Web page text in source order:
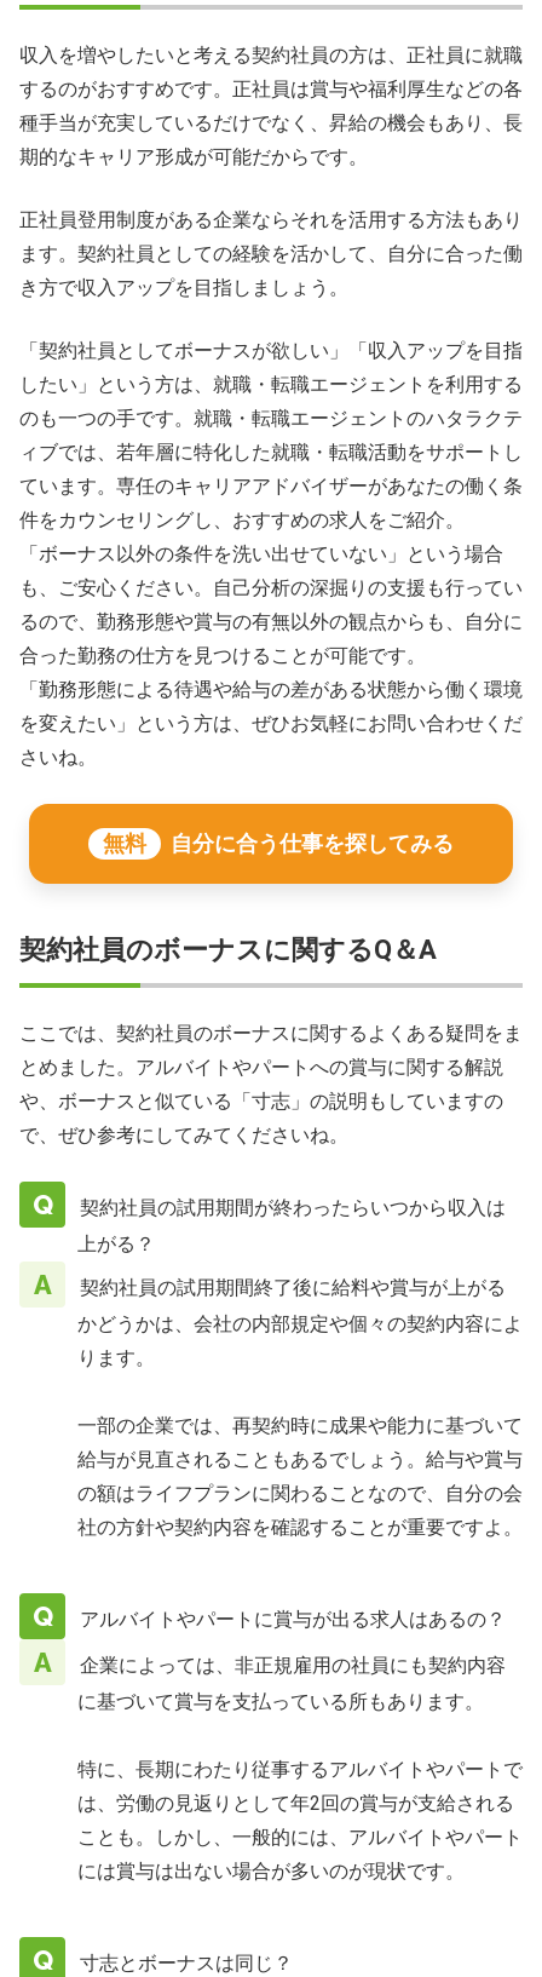
収入を増やしたいと考える契約社員の方は、正社員に就職
するのがおすすめです。正社員は賞与や福利厚生などの各
種手当が充実しているだけでなく、昇給の機会もあり、長
期的なキャリア形成が可能だからです。
正社員登用制度がある企業ならそれを活用する方法もあり
ます。契約社員としての経験を活かして、自分に合った働
き方で収入アップを目指しましょう。
「契約社員としてボーナスが欲しい」「収入アップを目指
したい」という方は、就職・転職エージェントを利用する
のも一つの手です。就職・転職エージェントのハタラクテ
ィブでは、若年層に特化した就職・転職活動をサポートし
ています。専任のキャリアアドバイザーがあなたの働く条
件をカウンセリングし、おすすめの求人をご紹介。
「ボーナス以外の条件を洗い出せていない」という場合
も、ご安心ください。自己分析の深掘りの支援も行ってい
るので、勤務形態や賞与の有無以外の観点からも、自分に
合った勤務の仕方を見つけることが可能です。
「勤務形態による待遇や給与の差がある状態から働く環境
を変えたい」という方は、ぜひお気軽にお問い合わせくだ
さいね。
無料 自分に合う仕事を探してみる
契約社員のボーナスに関するQ＆A
ここでは、契約社員のボーナスに関するよくある疑問をま
とめました。アルバイトやパートへの賞与に関する解説
や、ボーナスと似ている「寸志」の説明もしていますの
で、ぜひ参考にしてみてくださいね。
契約社員の試用期間が終わったらいつから収入は
上がる？
契約社員の試用期間終了後に給料や賞与が上がる
かどうかは、会社の内部規定や個々の契約内容によ
ります。
一部の企業では、再契約時に成果や能力に基づいて
給与が見直されることもあるでしょう。給与や賞与
の額はライフプランに関わることなので、自分の会
社の方針や契約内容を確認することが重要ですよ。
アルバイトやパートに賞与が出る求人はあるの？
企業によっては、非正規雇用の社員にも契約内容
に基づいて賞与を支払っている所もあります。
特に、長期にわたり従事するアルバイトやパートで
は、労働の見返りとして年2回の賞与が支給される
ことも。しかし、一般的には、アルバイトやパート
には賞与は出ない場合が多いのが現状です。
寸志とボーナスは同じ？